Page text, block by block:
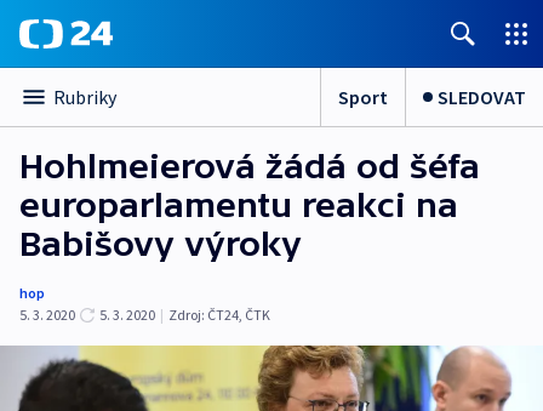
Rubriky Sport SLEDOVAT
Hohlmeierová žádá od šéfa
europarlamentu reakci na
Babišovy výroky
hop
5. 3. 2020
5. 3. 2020 | Zdroj: ČT24, ČTK